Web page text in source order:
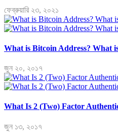
ফেব্রুয়ারি ২৩, ২০২১
What is Bitcoin Address? What
জুন ২০, ২০১৭
What Is 2 (Two) Factor
জুন ১৩, ২০১৭